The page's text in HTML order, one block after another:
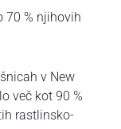
70 % njihovih
v New
več kot 90 %
rastlinsko-